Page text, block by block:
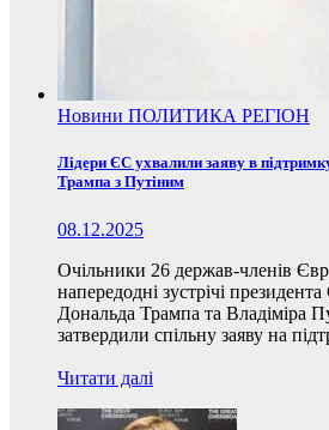
Новини ПОЛИТИКА РЕГІОН
Лідери ЄС ухвалили заяву в
Трампа з Путіним
08.12.2025
Очільники 26 держав-членів
напередодні зустрічі
Дональда Трампа та Владіміра
затвердили спільну заяву на
Читати далі